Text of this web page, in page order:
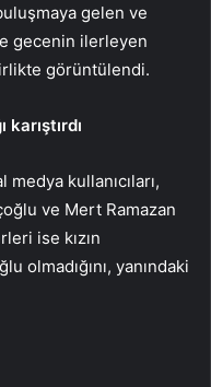
gelen ve
gecenin ilerleyen
görüntülendi.
kullanıcıları,
ve Mert Ramazan
ise kızın
olmadığını, yanındaki